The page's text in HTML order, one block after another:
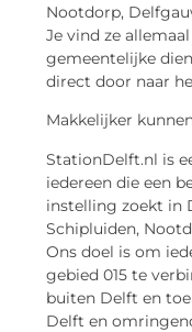
Nootdorp,
Je vind ze
gemeentelijke
direct door naar
Makkelijker
StationDelft.nl is
iedereen die een
instelling zoekt in
Schipluiden,
Ons doel is om
gebied 015 te
buiten Delft en
Delft en